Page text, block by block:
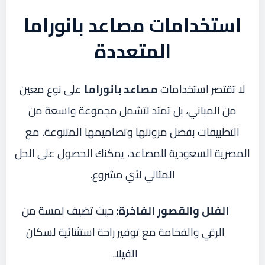
استخدامات مصاعد بانوراما
المتعددة
لا تقتصر استخداماتمصاعد بانوراما على نوع معين
من المباني، بل تمتد لتشمل مجموعة واسعة من
التطبيقات بفضل مرونتها وتصاميمها المتنوعة. مع
المصرية السعودية للمصاعد، يمكنك الحصول على الحل
المثالي لأي مشروع.
الفلل والقصور الفاخرة:حيث تضيف لمسة من
الرقي والفخامة مع توفير راحة استثنائية لسكان
الفيلا.